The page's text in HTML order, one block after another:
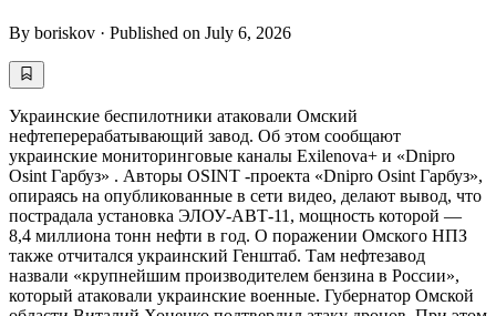
By boriskov · Published on July 6, 2026
Украинские беспилотники атаковали Омский
нефтеперерабатывающий завод. Об этом сообщают
украинские мониторинговые каналы Exilenova+ и «Dnipro
Osint Гарбуз» . Авторы OSINT -проекта «Dnipro Osint Гарбуз»,
опираясь на опубликованные в сети видео, делают вывод, что
пострадала установка ЭЛОУ-АВТ-11, мощность которой —
8,4 миллиона тонн нефти в год. О поражении Омского НПЗ
также отчитался украинский Генштаб. Там нефтезавод
назвали «крупнейшим производителем бензина в России»,
который атаковали украинские военные. Губернатор Омской